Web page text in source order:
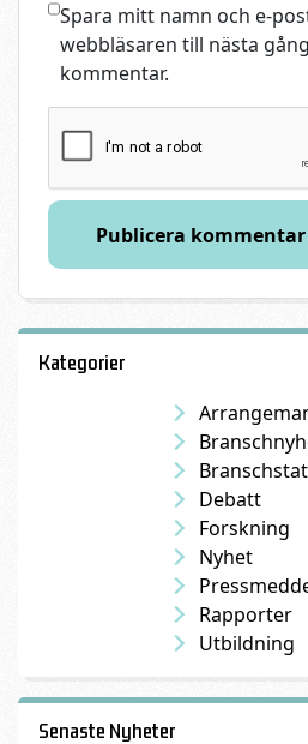
Spara mitt namn och e-
webbläsaren till nästa
kommentar.
Kategorier
Debatt
Forskning
Nyhet
Rapporter
Utbildning
Senaste Nyheter